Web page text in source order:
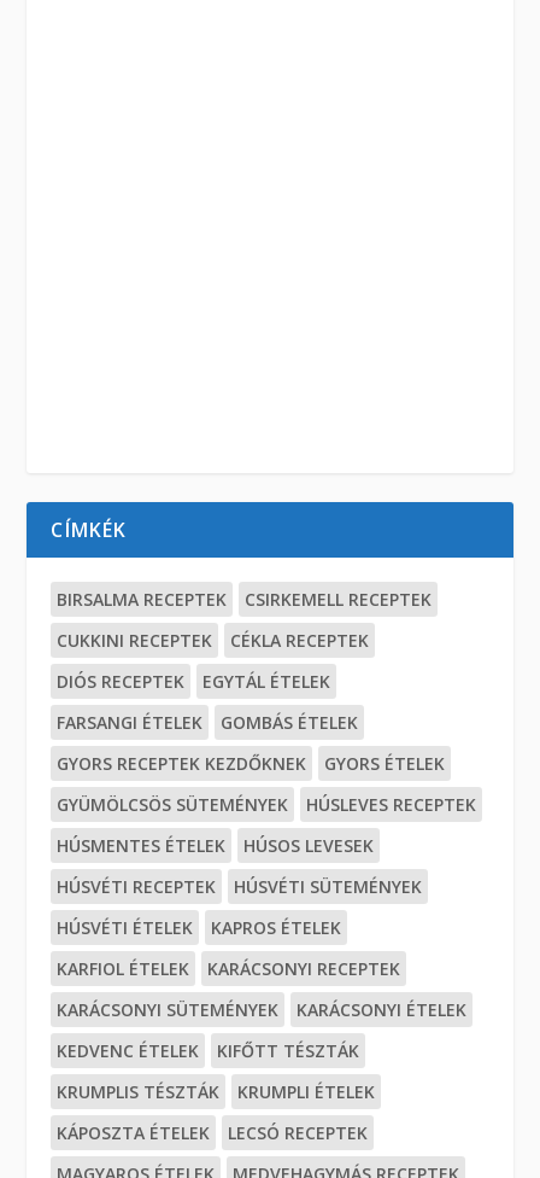
CÍMKÉK
BIRSALMA RECEPTEK
CSIRKEMELL RECEPTEK
CUKKINI RECEPTEK
CÉKLA RECEPTEK
DIÓS RECEPTEK
EGYTÁL ÉTELEK
FARSANGI ÉTELEK
GOMBÁS ÉTELEK
GYORS RECEPTEK KEZDŐKNEK
GYORS ÉTELEK
GYÜMÖLCSÖS SÜTEMÉNYEK
HÚSLEVES RECEPTEK
HÚSMENTES ÉTELEK
HÚSOS LEVESEK
HÚSVÉTI RECEPTEK
HÚSVÉTI SÜTEMÉNYEK
HÚSVÉTI ÉTELEK
KAPROS ÉTELEK
KARFIOL ÉTELEK
KARÁCSONYI RECEPTEK
KARÁCSONYI SÜTEMÉNYEK
KARÁCSONYI ÉTELEK
KEDVENC ÉTELEK
KIFŐTT TÉSZTÁK
KRUMPLIS TÉSZTÁK
KRUMPLI ÉTELEK
KÁPOSZTA ÉTELEK
LECSÓ RECEPTEK
MAGYAROS ÉTELEK
MEDVEHAGYMÁS RECEPTEK